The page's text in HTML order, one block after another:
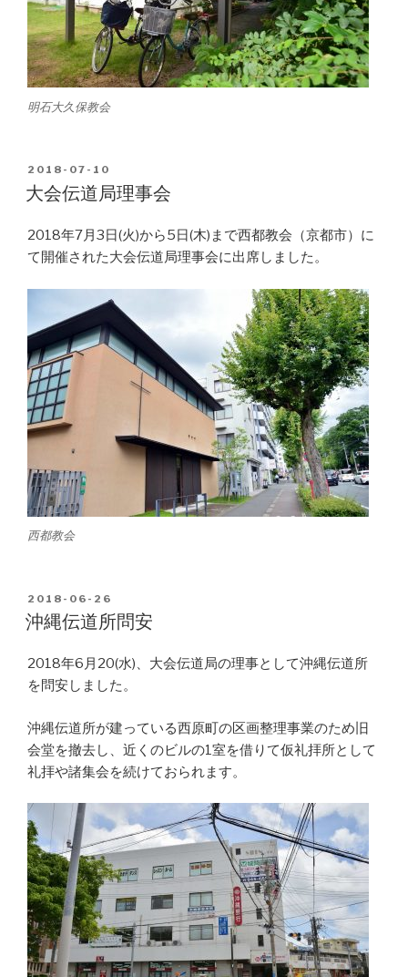
明石大久保教会
POSTED
ON
2018-07-10
大会伝道局理事会
2018年7月3日(火)から5日(木)まで西都教会（京都市）に
て開催された大会伝道局理事会に出席しました。
西都教会
POSTED
ON
2018-06-26
沖縄伝道所問安
2018年6月20(水)、大会伝道局の理事として沖縄伝道所
を問安しました。
沖縄伝道所が建っている西原町の区画整理事業のため旧
会堂を撤去し、近くのビルの1室を借りて仮礼拝所として
礼拝や諸集会を続けておられます。